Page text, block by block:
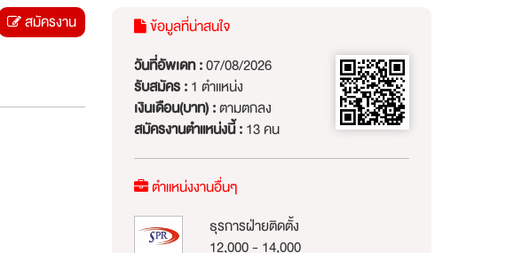
สมัครงาน
ข้อมูลที่น่าสนใจ
วันที่อัพเดท :07/08/2026
รับสมัคร :1 ตำแหน่ง
เงินเดือน(บาท) :ตามตกลง
สมัครงานตำแหน่งนี้ :13 คน
ตำแหน่งงานอื่นๆ
ธุรการฝ่ายติดตั้ง
12,000 - 14,000